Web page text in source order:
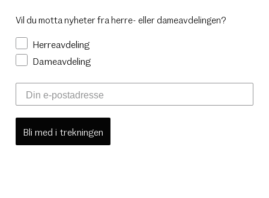
Vil du motta nyheter fra herre- eller dameavdelingen?
Herreavdeling
Dameavdeling
Bli med i trekningen